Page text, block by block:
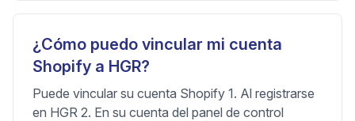
¿Cómo puedo vincular mi cuenta
Shopify a HGR?
Puede vincular su cuenta Shopify 1. Al registrarse
en HGR 2. En su cuenta del panel de control